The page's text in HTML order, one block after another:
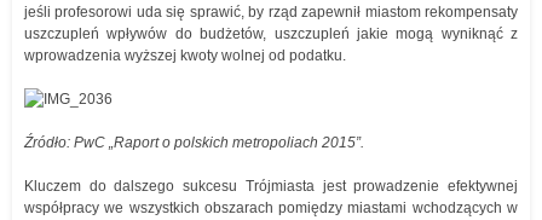
jeśli profesorowi uda się sprawić, by rząd zapewnił miastom rekompensaty
uszczupleń wpływów do budżetów, uszczupleń jakie mogą wyniknąć z
wprowadzenia wyższej kwoty wolnej od podatku.
Źródło: PwC „Raport o polskich metropoliach 2015”.
Kluczem do dalszego sukcesu Trójmiasta jest prowadzenie efektywnej
współpracy we wszystkich obszarach pomiędzy miastami wchodzących w